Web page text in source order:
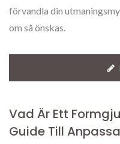
förvandla din
om så önskas.
Vad Är Ett
Guide Till